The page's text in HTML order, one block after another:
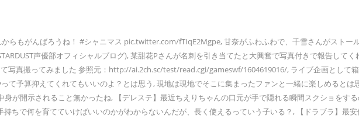
もがんばろうね！ #シャニマス pic.twitter.com/fTIqE2Mgpe, 甘奈がふわふわで、千雪さんがストー
声優部オフィシャルブログ), 某甜花Pさんが名刺を引き当てたと大興奮で写真付きで報告して
写真撮ってみました 参照元：http://ai.2ch.sc/test/read.cgi/gameswf/1604619016/, ライブ企画として
て予算抑えてくれてもいいのよ？とは思う, 現地は現地でそこに集まったファンと一緒に楽しめると
が開示されること無かったね, 【デレステ】最近ちえりちゃんの口元が手で隠れる瞬間スクショをす
ちで何を育てていけばいいのかがわからないんだが、長く使えるっていう子いる？, 【ドラブラ】最